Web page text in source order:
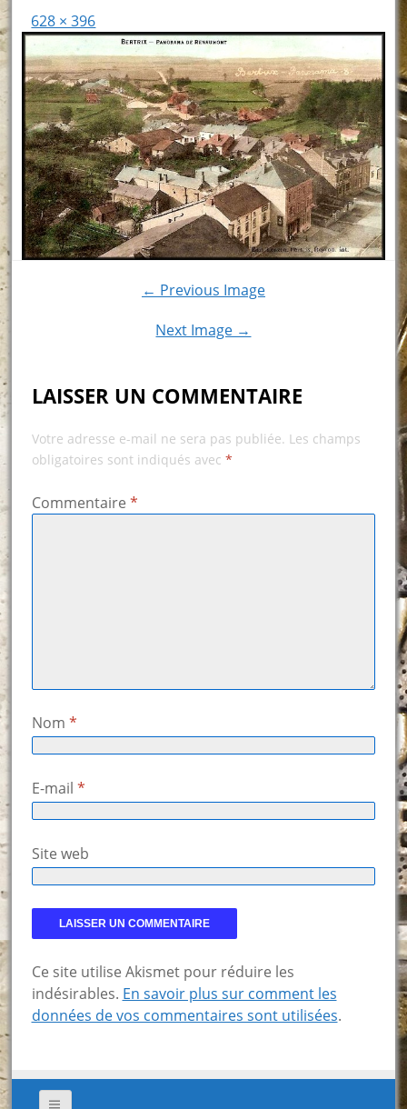
628 × 396
← Previous Image
Next Image →
LAISSER UN COMMENTAIRE
Votre adresse e-mail ne sera pas publiée. Les champs
obligatoires sont indiqués avec *
Commentaire *
Nom *
E-mail *
Site web
Ce site utilise Akismet pour réduire les
indésirables. En savoir plus sur comment les
données de vos commentaires sont utilisées.